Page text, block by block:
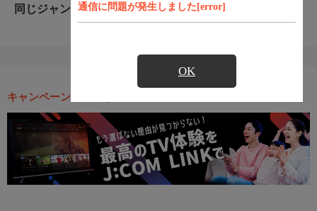
通信に問題が発生しました[error]
OK
同じジャンルのおすすめ番組
キャンペーン・お得な情報